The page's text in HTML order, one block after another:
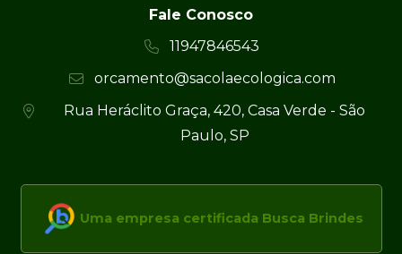
Fale Conosco
11947846543
orcamento@sacolaecologica.com
Rua Heráclito Graça, 420, Casa Verde - São
Paulo, SP
Uma empresa certificada Busca Brindes